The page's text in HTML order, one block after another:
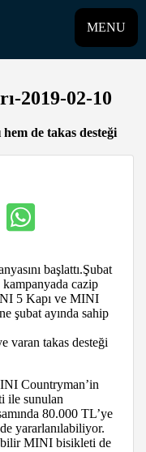
MENU
2019-02-10
de takas desteği
başlattı.Şubat
kampanyada cazip
5 Kapı ve MINI
şubat ayında sahip
varan takas desteği
Countryman’in
ile sunulan
80.000 TL’ye
yararlanılabiliyor.
MINI bisikleti de